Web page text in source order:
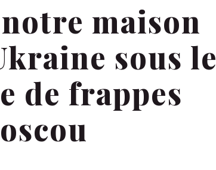
maison
sous le
de frappes